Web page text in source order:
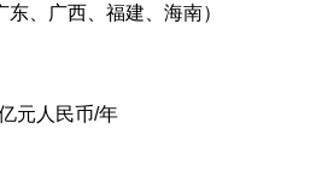
东、广西、福建、海南）
元人民币/年